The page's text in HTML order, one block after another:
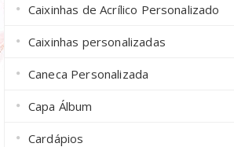
Caixinhas de Acrílico Personalizado
Caixinhas personalizadas
Caneca Personalizada
Capa Álbum
Cardápios